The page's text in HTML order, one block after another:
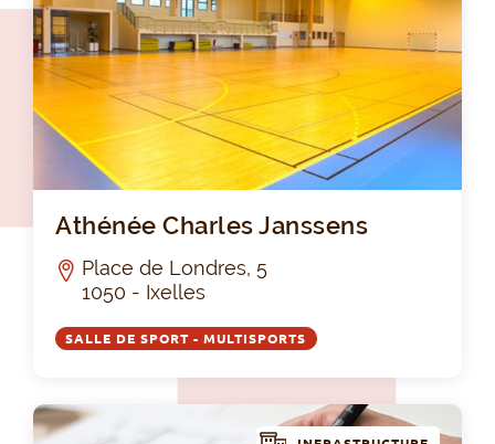
Athénée Charles Janssens
Place de Londres, 5
1050 - Ixelles
SALLE DE SPORT - MULTISPORTS